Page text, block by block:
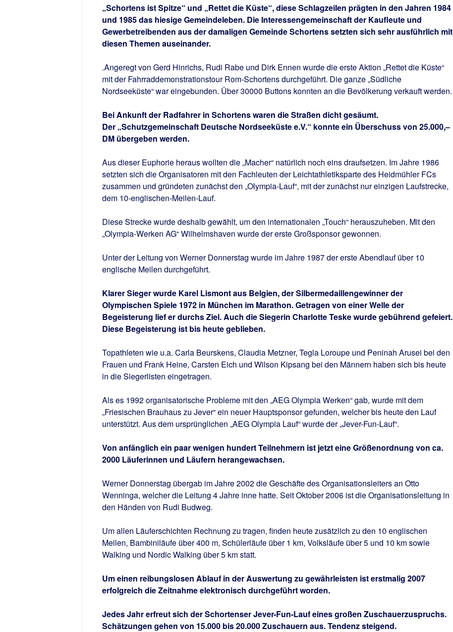
„Schortens ist Spitze“ und „Rettet die Küste“, diese Schlagzeilen prägten in den Jahren 1984
und 1985 das hiesige Gemeindeleben. Die Interessengemeinschaft der Kaufleute und
Gewerbetreibenden aus der damaligen Gemeinde Schortens setzten sich sehr ausführlich mit
diesen Themen auseinander.
.Angeregt von Gerd Hinrichs, Rudi Rabe und Dirk Ennen wurde die erste Aktion „Rettet die Küste“
mit der Fahrraddemonstrationstour Rom-Schortens durchgeführt. Die ganze „Südliche
Nordseeküste“ war eingebunden. Über 30000 Buttons konnten an die Bevölkerung verkauft werden.
Bei Ankunft der Radfahrer in Schortens waren die Straßen dicht gesäumt.
Der „Schutzgemeinschaft Deutsche Nordseeküste e.V.“ konnte ein Überschuss von 25.000,–
DM übergeben werden.
Aus dieser Euphorie heraus wollten die „Macher“ natürlich noch eins draufsetzen. Im Jahre 1986
setzten sich die Organisatoren mit den Fachleuten der Leichtathletiksparte des Heidmühler FCs
zusammen und gründeten zunächst den „Olympia-Lauf“, mit der zunächst nur einzigen Laufstrecke,
dem 10-englischen-Meilen-Lauf.
Diese Strecke wurde deshalb gewählt, um den internationalen „Touch“ herauszuheben. Mit den
„Olympia-Werken AG“ Wilhelmshaven wurde der erste Großsponsor gewonnen.
Unter der Leitung von Werner Donnerstag wurde im Jahre 1987 der erste Abendlauf über 10
englische Meilen durchgeführt.
Klarer Sieger wurde Karel Lismont aus Belgien, der Silbermedaillengewinner der
Olympischen Spiele 1972 in München im Marathon. Getragen von einer Welle der
Begeisterung lief er durchs Ziel. Auch die Siegerin Charlotte Teske wurde gebührend gefeiert.
Diese Begeisterung ist bis heute geblieben.
Topathleten wie u.a. Carla Beurskens, Claudia Metzner, Tegla Loroupe und Peninah Arusei bei den
Frauen und Frank Heine, Carsten Eich und Wilson Kipsang bei den Männern haben sich bis heute
in die Siegerlisten eingetragen.
Als es 1992 organisatorische Probleme mit den „AEG Olympia Werken“ gab, wurde mit dem
„Friesischen Brauhaus zu Jever“ ein neuer Hauptsponsor gefunden, welcher bis heute den Lauf
unterstützt. Aus dem ursprünglichen „AEG Olympia Lauf“ wurde der „Jever-Fun-Lauf“.
Von anfänglich ein paar wenigen hundert Teilnehmern ist jetzt eine Größenordnung von ca.
2000 Läuferinnen und Läufern herangewachsen.
Werner Donnerstag übergab im Jahre 2002 die Geschäfte des Organisationsleiters an Otto
Wenninga, welcher die Leitung 4 Jahre inne hatte. Seit Oktober 2006 ist die Organisationsleitung in
den Händen von Rudi Budweg.
Um allen Läuferschichten Rechnung zu tragen, finden heute zusätzlich zu den 10 englischen
Meilen, Bambiniläufe über 400 m, Schülerläufe über 1 km, Volksläufe über 5 und 10 km sowie
Walking und Nordic Walking über 5 km statt.
Um einen reibungslosen Ablauf in der Auswertung zu gewährleisten ist erstmalig 2007
erfolgreich die Zeitnahme elektronisch durchgeführt worden.
Jedes Jahr erfreut sich der Schortenser Jever-Fun-Lauf eines großen Zuschauerzuspruchs.
Schätzungen gehen von 15.000 bis 20.000 Zuschauern aus. Tendenz steigend.